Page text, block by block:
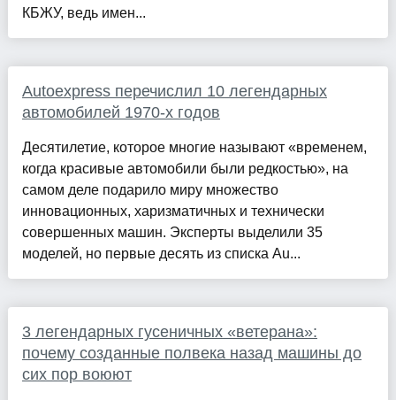
КБЖУ, ведь имен...
Autoexpress перечислил 10 легендарных
автомобилей 1970-х годов
Десятилетие, которое многие называют «временем,
когда красивые автомобили были редкостью», на
самом деле подарило миру множество
инновационных, харизматичных и технически
совершенных машин. Эксперты выделили 35
моделей, но первые десять из списка Au...
3 легендарных гусеничных «ветерана»:
почему созданные полвека назад машины до
сих пор воюют